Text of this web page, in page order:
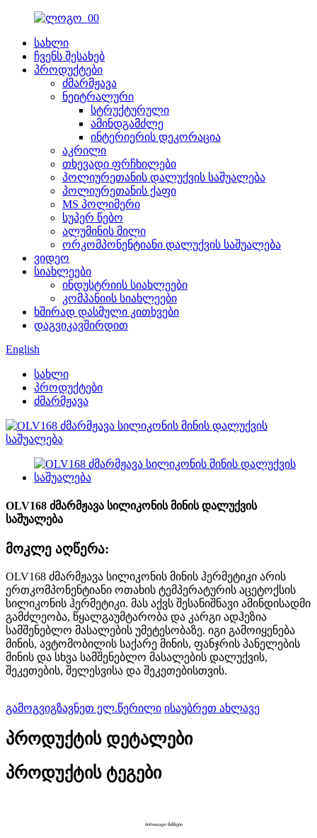
სახლი
ჩვენს შესახებ
პროდუქტები
ძმარმჟავა
ნეიტრალური
სტრუქტურული
ამინდგამძლე
ინტერიერის დეკორაცია
აკრილი
თხევადი ფრჩხილები
პოლიურეთანის დალუქვის საშუალება
პოლიურეთანის ქაფი
MS პოლიმერი
სუპერ წებო
ალუმინის მილი
ორკომპონენტიანი დალუქვის საშუალება
ვიდეო
სიახლეები
ინდუსტრიის სიახლეები
კომპანიის სიახლეები
ხშირად დასმული კითხვები
დაგვიკავშირდით
English
სახლი
პროდუქტები
ძმარმჟავა
OLV168 ძმარმჟავა სილიკონის მინის დალუქვის
საშუალება
მოკლე აღწერა:
OLV168 ძმარმჟავა სილიკონის მინის ჰერმეტიკი არის
ერთკომპონენტიანი ოთახის ტემპერატურის აცეტოქსის
სილიკონის ჰერმეტიკი. მას აქვს შესანიშნავი ამინდისადმი
გამძლეობა, წყალგაუმტარობა და კარგი ადჰეზია
სამშენებლო მასალების უმეტესობაზე. იგი გამოიყენება
მინის, ავტომობილის საქარე მინის, ფანჯრის პანელების
მინის და სხვა სამშენებლო მასალების დალუქვის,
შეკეთების, შელესვისა და შეკეთებისთვის.
გამოგვიგზავნეთ ელ.წერილი ისაუბრეთ ახლავე
პროდუქტის დეტალები
პროდუქტის ტეგები
ძირითადი მიზნები